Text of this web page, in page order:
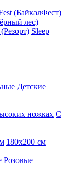
(БайкалФест)
лес)
Sleep
Детские
ножках С
180х200 см
Розовые